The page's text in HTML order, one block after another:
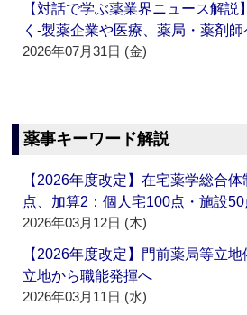
【対話で学ぶ薬業界ニュース解
く‐製薬企業や医療、薬局・薬剤
2026年07月31日 (金)
薬事キーワード解説
【2026年度改定】在宅薬学総合
点、加算2：個人宅100点・施設
2026年03月12日 (木)
【2026年度改定】門前薬局等立
立地から職能発揮へ
2026年03月11日 (水)